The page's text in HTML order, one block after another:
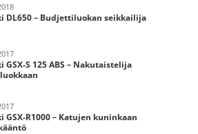
DL650 – Budjettiluokan seikkailija
GSX-S 125 ABS – Nakutaistelija
GSX-R1000 – Katujen kuninkaan